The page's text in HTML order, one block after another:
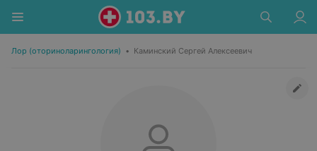
Лор (оториноларингология) • Каминский Сергей Алексеевич